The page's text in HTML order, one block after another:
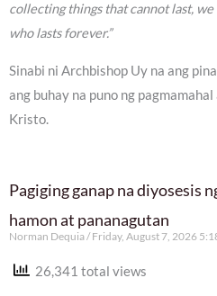
collecting things that cannot last,
who lasts forever.”
Sinabi ni Archbishop Uy na ang
ang buhay na puno ng
Kristo.
Pagiging ganap na diyosesis
hamon at pananagutan
Norman Dequia Friday, August 7, 2026
26,341 total views